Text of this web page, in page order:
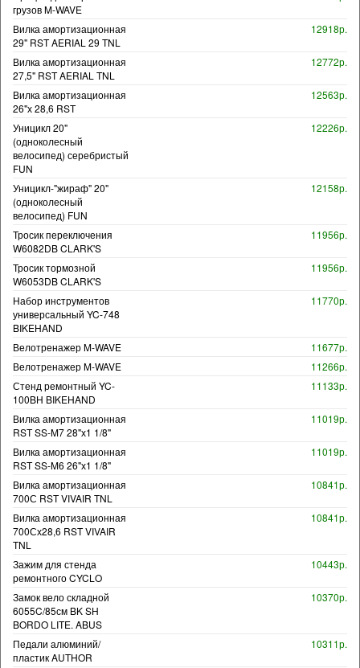
грузов M-WAVE
Вилка амортизационная
29" RST AERIAL 29 TNL
12918р.
Вилка амортизационная
27,5" RST AERIAL TNL
12772р.
Вилка амортизационная
26"х 28,6 RST
12563р.
Уницикл 20"
(одноколесный
велосипед) серебристый
FUN
12226р.
Уницикл-"жираф" 20"
(одноколесный
велосипед) FUN
12158р.
Тросик переключения
W6082DB CLARK'S
11956р.
Тросик тормозной
W6053DB CLARK'S
11956р.
Набор инструментов
универсальный YC-748
BIKEHAND
11770р.
Велотренажер M-WAVE
11677р.
Велотренажер M-WAVE
11266р.
Стенд ремонтный YC-
100BH BIKEHAND
11133р.
Вилка амортизационная
RST SS-M7 28"х1 1/8"
11019р.
Вилка амортизационная
RST SS-M6 26"х1 1/8"
11019р.
Вилка амортизационная
700С RST VIVAIR TNL
10841р.
Вилка амортизационная
700Сх28,6 RST VIVAIR
TNL
10841р.
Зажим для стенда
ремонтного CYCLO
10443р.
Замок вело складной
6055C/85см BK SH
BORDO LITE. ABUS
10370р.
Педали алюминий/
пластик AUTHOR
10311р.